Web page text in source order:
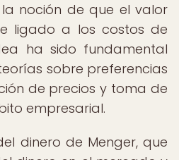
noción de que el valor
ligado a los costos de
ha sido fundamental
sobre preferencias
de precios y toma de
empresarial.
dinero de Menger, que